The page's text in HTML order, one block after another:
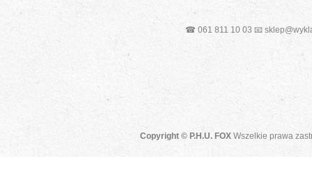
☎ 061 811 10 03 📧
Copyright © P.H.U. FOX Wszelkie prawa